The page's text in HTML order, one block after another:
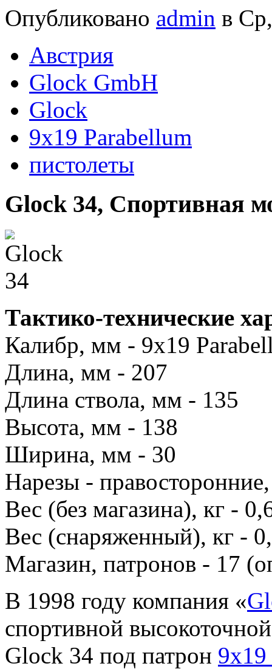
Опубликовано admin в
Австрия
Glock GmbH
Glock
9x19 Parabellum
пистолеты
Glock 34, Спортивная
Тактико-технические
Калибр, мм - 9x19
Длина, мм - 207
Длина ствола, мм - 135
Высота, мм - 138
Ширина, мм - 30
Нарезы -
Вес (без магазина), кг -
Вес (снаряженный), кг -
Магазин, патронов - 17
В 1998 году компания «
спортивной
Glock 34 под патрон 9x19